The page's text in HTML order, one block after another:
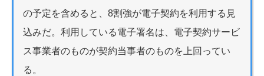
の予定を含めると、8割強が電子契約を利用する見
込みだ。利用している電子署名は、電子契約サービ
ス事業者のものが契約当事者のものを上回ってい
る。